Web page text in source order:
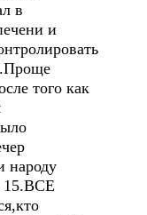
в
и
того как
народу
15.ВСЕ